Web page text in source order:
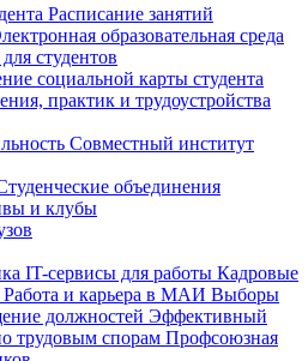
Расписание занятий
образовательная среда
студентов
социальной карты студента
практик и трудоустройства
Совместный институт
объединения
и клубы
IT-сервисы для работы Кадровые
Работа и карьера в МАИ Выборы
должностей Эффективный
трудовым спорам Профсоюзная